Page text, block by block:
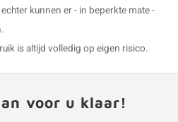
kunnen er - in beperkte mate -
is altijd volledig op eigen risico.
voor u klaar!